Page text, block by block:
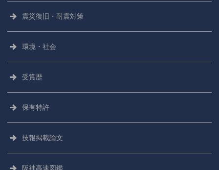
震災復旧・耐震対策
環境・社会
受賞歴
保有特許
技報掲載論文
阪神高速図鑑